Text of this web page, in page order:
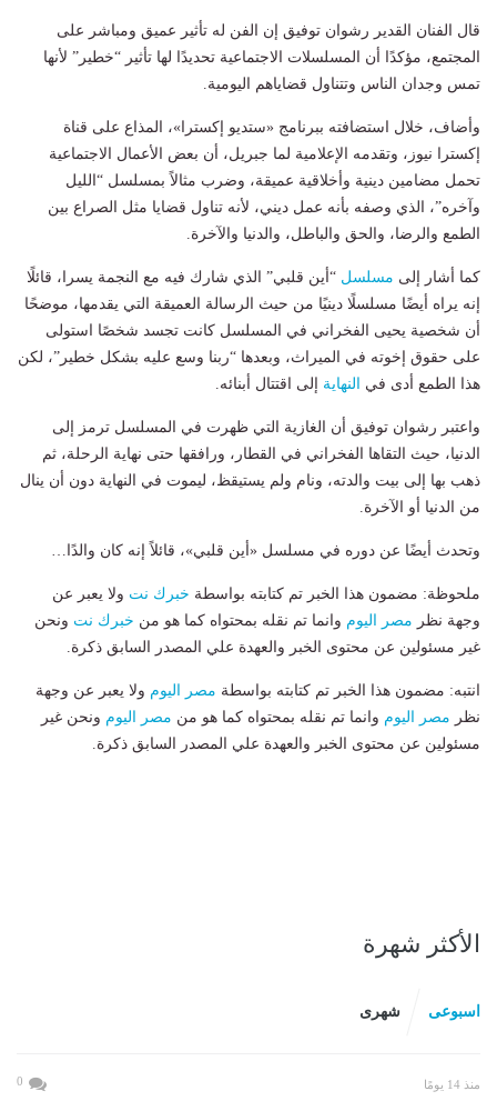
قال الفنان القدير رشوان توفيق إن الفن له تأثير عميق ومباشر على
المجتمع، مؤكدًا أن المسلسلات الاجتماعية تحديدًا لها تأثير “خطير” لأنها
تمس وجدان الناس وتتناول قضاياهم اليومية.
وأضاف، خلال استضافته ببرنامج «ستديو إكسترا»، المذاع على قناة
إكسترا نيوز، وتقدمه الإعلامية لما جبريل، أن بعض الأعمال الاجتماعية
تحمل مضامين دينية وأخلاقية عميقة، وضرب مثالاً بمسلسل “الليل
وآخره”، الذي وصفه بأنه عمل ديني، لأنه تناول قضايا مثل الصراع بين
الطمع والرضا، والحق والباطل، والدنيا والآخرة.
كما أشار إلى مسلسل “أين قلبي” الذي شارك فيه مع النجمة يسرا، قائلًا
إنه يراه أيضًا مسلسلًا دينيًا من حيث الرسالة العميقة التي يقدمها، موضحًا
أن شخصية يحيى الفخراني في المسلسل كانت تجسد شخصًا استولى
على حقوق إخوته في الميراث، وبعدها “ربنا وسع عليه بشكل خطير”، لكن
هذا الطمع أدى في
النهاية إلى اقتتال أبنائه.
واعتبر رشوان توفيق أن الغازية التي ظهرت في المسلسل ترمز إلى
الدنيا، حيث التقاها الفخراني في القطار، ورافقها حتى نهاية الرحلة، ثم
ذهب بها إلى بيت والدته، ونام ولم يستيقظ، ليموت في النهاية دون أن ينال
من الدنيا أو الآخرة.
وتحدث أيضًا عن دوره في مسلسل «أين قلبي»، قائلاً إنه كان والدًا…
ملحوظة: مضمون هذا الخبر تم كتابته بواسطة خبرك نت ولا يعبر عن
وجهة نظر مصر اليوم وانما تم نقله بمحتواه كما هو من خبرك نت ونحن
غير مسئولين عن محتوى الخبر والعهدة علي المصدر السابق ذكرة.
انتبه: مضمون هذا الخبر تم كتابته بواسطة مصر اليوم ولا يعبر عن وجهة
نظر مصر اليوم وانما تم نقله بمحتواه كما هو من مصر اليوم ونحن غير
مسئولين عن محتوى الخبر والعهدة علي المصدر السابق ذكرة.
الأكثر شهرة
اسبوعى شهرى
منذ 14 يومًا 0